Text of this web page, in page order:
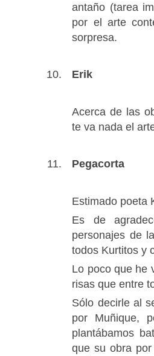
antaño (tarea
por el arte
sorpresa.
Erik
Acerca de las
te va nada el
Pegacorta
Estimado poeta
Es de
personajes de
todos Kurtitos y
Lo poco que he
risas que entre
Sólo decirle al
por Muñique,
plantábamos
que su obra